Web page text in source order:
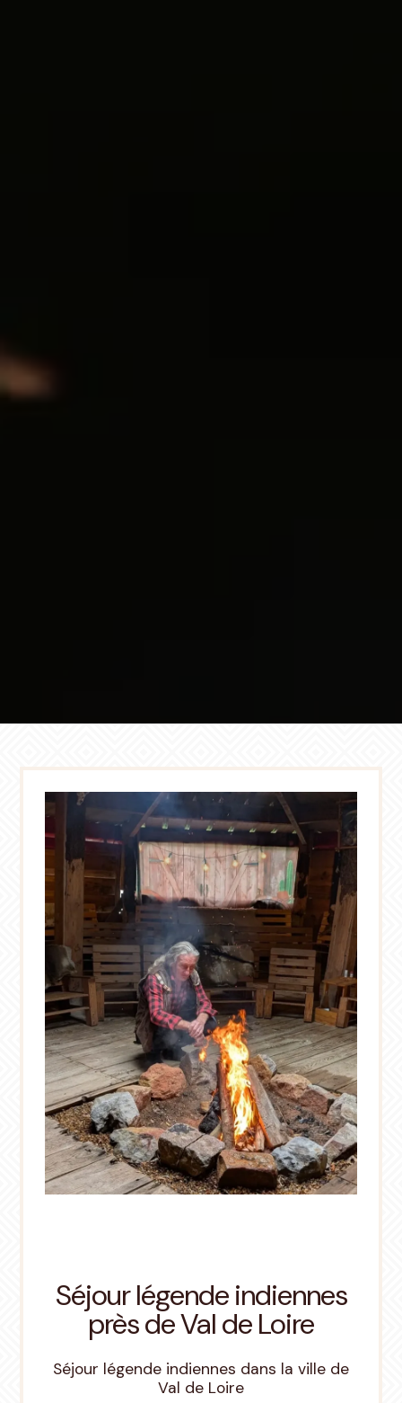
Séjour légende indiennes
près de Val de Loire
Séjour légende indiennes dans la ville de
Val de Loire